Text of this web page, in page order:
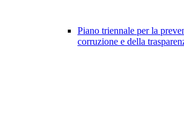
Piano triennale per la
corruzione e della